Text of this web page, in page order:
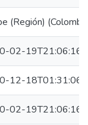
(Región)
02-19T21:06:16Z
12-18T01:31:06Z
02-19T21:06:16Z